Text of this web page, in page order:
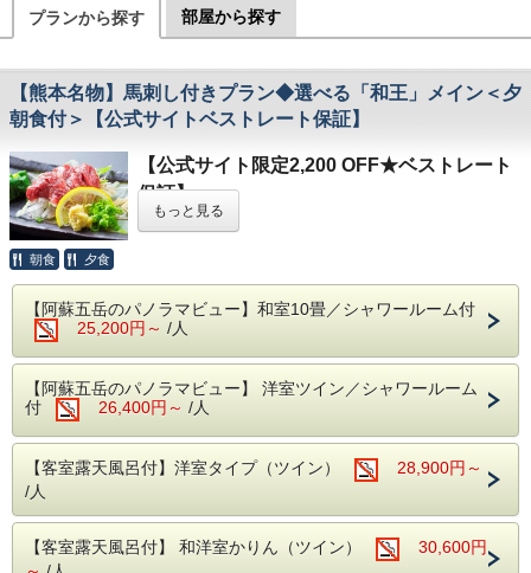
プランから探す 部屋から探す
【熊本名物】馬刺し付きプラン◆選べる「和王」メイン＜夕
朝食付＞【公式サイトベストレート保証】
【公式サイト限定2,200 OFF★ベストレート
保証】
南阿蘇 白久水温泉 夢しずくのご予約は公式
-----------
＼南阿蘇 白久水温泉 夢しずく公式HPのご予
約特典／
「次回使える宿泊割引チケット進呈
（10％OFF／1年有効）」
8月1日に「ホテル夢しずく」が「南阿蘇 白
久水温泉 夢しずく」としてリニューアルオー
もっと見る
朝食 夕食
【阿蘇五岳のパノラマビュー】和室10畳／シャワールーム付
25,200円～ /人
【阿蘇五岳のパノラマビュー】 洋室ツイン／シャワールーム
付
26,400円～ /人
【客室露天風呂付】洋室タイプ（ツイン）
28,900円～
/人
【客室露天風呂付】 和洋室かりん（ツイン）
30,600円